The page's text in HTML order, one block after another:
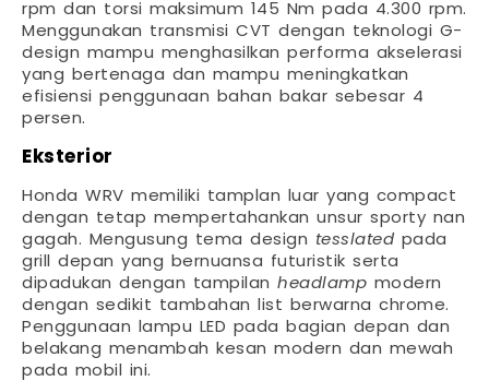
rpm dan torsi maksimum 145 Nm pada 4.300 rpm.
Menggunakan transmisi CVT dengan teknologi G-
design mampu menghasilkan performa akselerasi
yang bertenaga dan mampu meningkatkan
efisiensi penggunaan bahan bakar sebesar 4
persen.
Eksterior
Honda WRV memiliki tamplan luar yang compact
dengan tetap mempertahankan unsur sporty nan
gagah. Mengusung tema design tesslated pada
grill depan yang bernuansa futuristik serta
dipadukan dengan tampilan headlamp modern
dengan sedikit tambahan list berwarna chrome.
Penggunaan lampu LED pada bagian depan dan
belakang menambah kesan modern dan mewah
pada mobil ini.